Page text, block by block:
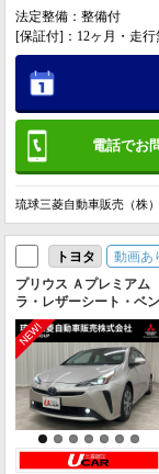
法定整備：整備付
[保証付]：12ヶ月・走行
電話でお
琉球三菱自動車販売（株
トヨタ
動画あ
プリウス Ａプレミア
ラ・レザーシート・ベ
ドライト・オートライ
ーカー